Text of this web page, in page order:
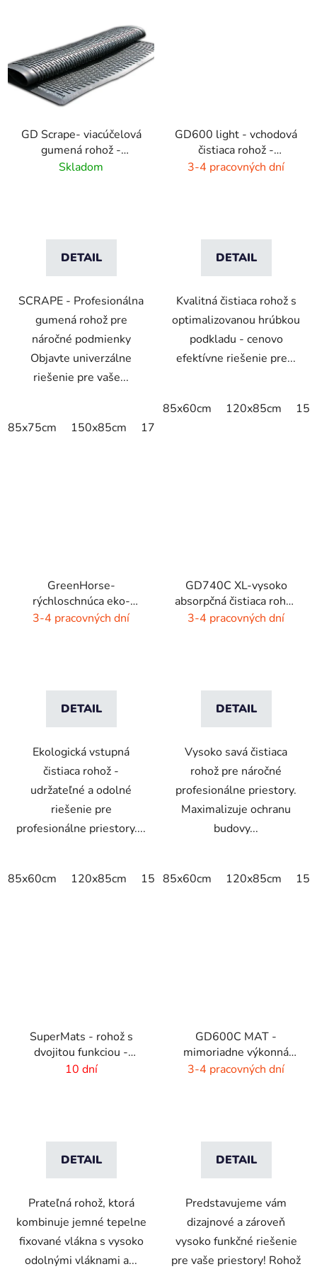
GD Scrape- viacúčelová
gumená rohož -
interiér/exteriér
Skladom
DETAIL
SCRAPE - Profesionálna
gumená rohož pre
náročné podmienky
Objavte univerzálne
riešenie pre vaše...
85x75cm 150x85cm 175x115cm
GD600 light - vchodová
čistiaca rohož -
interiér/exteriér
3-4 pracovných dní
DETAIL
Kvalitná čistiaca rohož s
optimalizovanou hrúbkou
podkladu - cenovo
efektívne riešenie pre...
85x60cm 120x85cm
GreenHorse-
rýchloschnúca eko-
rohož - dýmovo čierna
3-4 pracovných dní
DETAIL
Ekologická vstupná
čistiaca rohož -
udržateľné a odolné
riešenie pre
profesionálne priestory....
85x60cm 120x85cm 150x85cm 175x115cm
GD740C XL-vysoko
absorpčná čistiaca rohož
- 4 farby
3-4 pracovných dní
DETAIL
Vysoko savá čistiaca
rohož pre náročné
profesionálne priestory.
Maximalizuje ochranu
budovy...
85x60cm 120x85cm
SuperMats - rohož s
dvojitou funkciou -
zoškrabanie a utretie
10 dní
DETAIL
Prateľná rohož, ktorá
kombinuje jemné tepelne
fixované vlákna s vysoko
odolnými vláknami a...
GD600C MAT -
mimoriadne výkonná
čistiaca rohož - 9 farieb
3-4 pracovných dní
DETAIL
Predstavujeme vám
dizajnové a zároveň
vysoko funkčné riešenie
pre vaše priestory! Rohož